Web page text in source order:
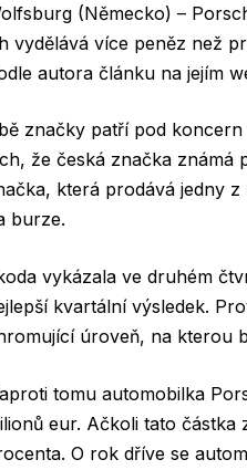
(Německo) –
vydělává více peněz než
autora článku na jejím
značky patří pod
že česká značka známá
která prodává jedny
burze.
vykázala ve druhém
kvartální výsledek.
úroveň, na kterou
tomu automobilka
eur. Ačkoli tato částka
O rok dříve se